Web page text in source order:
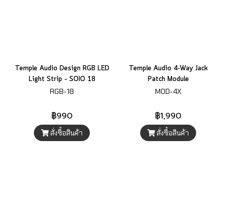
Temple Audio Design RGB LED
Light Strip – SOIO 18
RGB-18
฿990
สั่งซื้อสินค้า
Temple Audio 4-Way Jack
Patch Module
MOD-4X
฿1,990
สั่งซื้อสินค้า